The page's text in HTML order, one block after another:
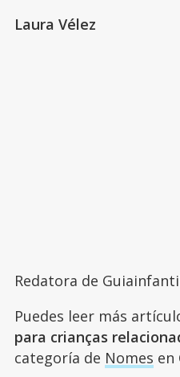
Laura Vélez
Redatora de
Puedes leer más
para crianças
categoría de Nomes en